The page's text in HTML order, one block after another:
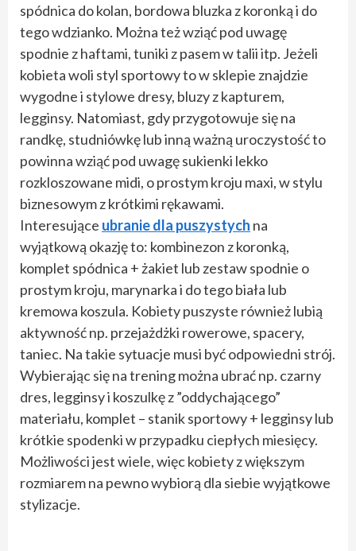
spódnica do kolan, bordowa bluzka z koronką i do
tego wdzianko. Można też wziąć pod uwagę
spodnie z haftami, tuniki z pasem w talii itp. Jeżeli
kobieta woli styl sportowy to w sklepie znajdzie
wygodne i stylowe dresy, bluzy z kapturem,
legginsy. Natomiast, gdy przygotowuje się na
randkę, studniówkę lub inną ważną uroczystość to
powinna wziąć pod uwagę sukienki lekko
rozkloszowane midi, o prostym kroju maxi, w stylu
biznesowym z krótkimi rękawami.
Interesujące ubranie dla puszystych na
wyjątkową okazję to: kombinezon z koronką,
komplet spódnica + żakiet lub zestaw spodnie o
prostym kroju, marynarka i do tego biała lub
kremowa koszula. Kobiety puszyste również lubią
aktywność np. przejażdżki rowerowe, spacery,
taniec. Na takie sytuacje musi być odpowiedni strój.
Wybierając się na trening można ubrać np. czarny
dres, legginsy i koszulkę z ”oddychającego”
materiału, komplet – stanik sportowy + legginsy lub
krótkie spodenki w przypadku ciepłych miesięcy.
Możliwości jest wiele, więc kobiety z większym
rozmiarem na pewno wybiorą dla siebie wyjątkowe
stylizacje.